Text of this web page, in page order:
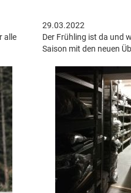
alle
29.03.2022
Der Frühling ist da und
Saison mit den neuen
Verfügbar sind
Dobermanns Jacken-